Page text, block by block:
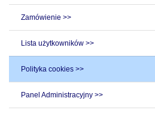
Zamówienie >>
Lista użytkowników >>
Polityka cookies >>
Panel Administracyjny >>